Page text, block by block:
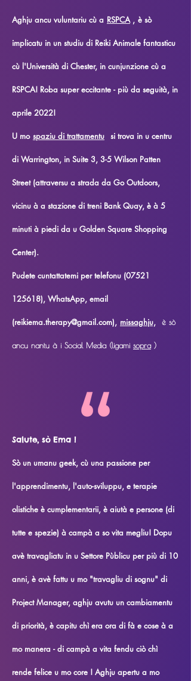
Aghju ancu vuluntariu cù a RSPCA , è sò
implicatu in un studiu di Reiki Animale fantasticu
cù l'Università di Chester, in cunjunzione cù a
RSPCA! Roba super eccitante - più da seguità, in
aprile 2022!
U mo spaziu di trattamentu si trova in u centru
di Warrington, in Suite 3, 3-5 Wilson Patten
Street (attraversu a strada da Go Outdoors,
vicinu à a stazione di treni Bank Quay, è à 5
minuti à piedi da u Golden Square Shopping
Center).
Pudete cuntattatemi per telefonu (07521
125618), WhatsApp, email
(reikiema.therapy@gmail.com), missaghju, è sò
ancu nantu à i Social Media (ligami sopra )
Salute, sò Ema !
Sò un umanu geek, cù una passione per
l'apprendimentu, l'auto-sviluppu, e terapie
olistiche è cumplementarii, è aiutà e persone (di
tutte e spezie) à campà a so vita megliu! Dopu
avè travagliatu in u Settore Pùblicu per più di 10
anni, è avè fattu u mo "travagliu di sognu" di
Project Manager, aghju avutu un cambiamentu
di priorità, è capitu chì era ora di fà e cose à a
mo manera - di campà a vita fendu ciò chì
rende felice u mo core ! Aghju apertu a mo